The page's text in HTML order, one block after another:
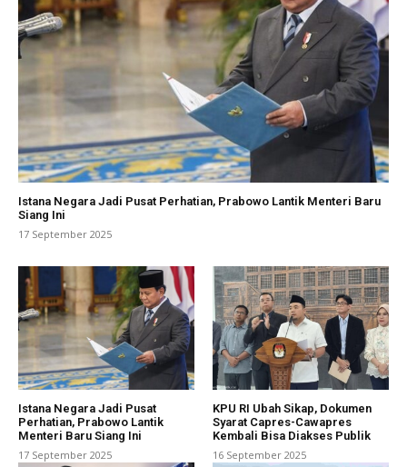
Istana Negara Jadi Pusat Perhatian, Prabowo Lantik Menteri Baru
Siang Ini
17 September 2025
Istana Negara Jadi Pusat
Perhatian, Prabowo Lantik
Menteri Baru Siang Ini
17 September 2025
KPU RI Ubah Sikap, Dokumen
Syarat Capres-Cawapres
Kembali Bisa Diakses Publik
16 September 2025